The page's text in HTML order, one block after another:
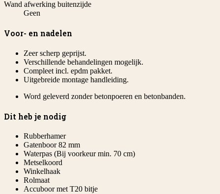
Wand afwerking buitenzijde
Geen
Voor- en nadelen
Zeer scherp geprijst.
Verschillende behandelingen mogelijk.
Compleet incl. epdm pakket.
Uitgebreide montage handleiding.
Word geleverd zonder betonpoeren en betonbanden.
Dit heb je nodig
Rubberhamer
Gatenboor 82 mm
Waterpas (Bij voorkeur min. 70 cm)
Metselkoord
Winkelhaak
Rolmaat
Accuboor met T20 bitje